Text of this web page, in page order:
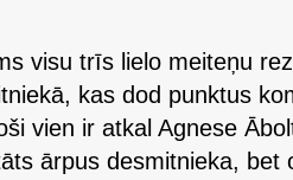
visu trīs lielo meiteņu
kas dod punktus
vien ir atkal Agnese
ārpus desmitnieka, bet